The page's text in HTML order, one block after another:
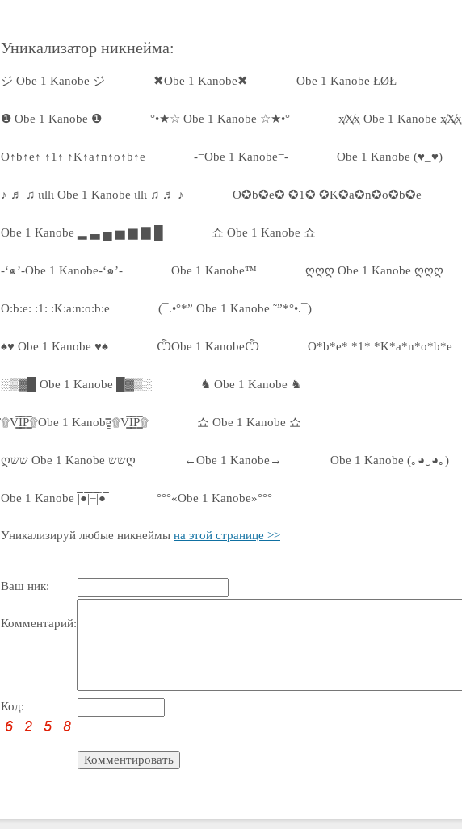
Уникализатор никнейма:
ジ Obe 1 Kanobe ジ ✖Obe 1 Kanobe✖ Obe 1 Kanobe ŁØŁ
❶ Obe 1 Kanobe ❶ °•★☆ Obe 1 Kanobe ☆★•° ҳ̸Ҳ̸ҳ Obe 1 Kanobe ҳ̸Ҳ̸ҳ
O↑b↑e↑ ↑1↑ ↑K↑a↑n↑o↑b↑e -=Obe 1 Kanobe=- Obe 1 Kanobe (♥_♥)
♪ ♬ ♫ ιιllι Obe 1 Kanobe ιllι ♫ ♬ ♪ O✪b✪e✪ ✪1✪ ✪K✪a✪n✪o✪b✪e
Obe 1 Kanobe ▂ ▃ ▄ ▅ ▆ ▇ █ 쇼 Obe 1 Kanobe 쇼
-‘๑’-Obe 1 Kanobe-‘๑’- Obe 1 Kanobe™ ღღღ Obe 1 Kanobe ღღღ
O:b:e: :1: :K:a:n:o:b:e (¯.•°*” Obe 1 Kanobe ˜”*°•.¯)
♠♥ Obe 1 Kanobe ♥♠ ѼObe 1 KanobeѼ O*b*e* *1* *K*a*n*o*b*e
░▒▓█ Obe 1 Kanobe █▓▒░ ♞ Obe 1 Kanobe ♞
۩͇̿V͇̿I͇̿P͇̿۩Obe 1 Kanobe۩͇̿V͇̿I͇̿P͇̿۩ 쇼 Obe 1 Kanobe 쇼
ღשש Obe 1 Kanobe ששღ ←Obe 1 Kanobe→ Obe 1 Kanobe (｡◕‿◕｡)
Obe 1 Kanobe |̅̅●̅̅|̅̅=̅̅|̅●̅̅| °°°«Obe 1 Kanobe»°°°
Уникализируй любые никнеймы на этой странице >>
Ваш ник:
Комментарий:
Код: